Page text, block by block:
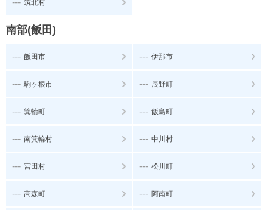
筑北村
南部(飯田)
--- 飯田市 --- 伊那市
--- 駒ヶ根市 --- 辰野町
--- 箕輪町 --- 飯島町
--- 南箕輪村 --- 中川村
--- 宮田村 --- 松川町
--- 高森町 --- 阿南町